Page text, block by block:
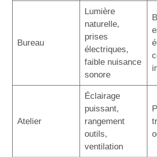
Bureau
Lumière
naturelle,
prises
électriques,
faible nuisance
sonore
Atelier
Éclairage
puissant,
rangement
outils,
ventilation